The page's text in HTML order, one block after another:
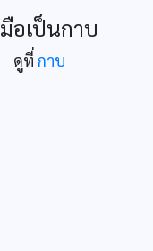
มือเป็นกาบ
ดูที่ กาบ